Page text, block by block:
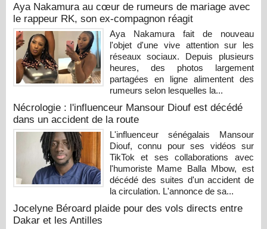
Aya Nakamura au cœur de rumeurs de mariage avec
le rappeur RK, son ex-compagnon réagit
Aya Nakamura fait de nouveau
l'objet d'une vive attention sur les
réseaux sociaux. Depuis plusieurs
heures, des photos largement
partagées en ligne alimentent des
rumeurs selon lesquelles la...
Nécrologie : l'influenceur Mansour Diouf est décédé
dans un accident de la route
L'influenceur sénégalais Mansour
Diouf, connu pour ses vidéos sur
TikTok et ses collaborations avec
l'humoriste Mame Balla Mbow, est
décédé des suites d'un accident de
la circulation. L'annonce de sa...
Jocelyne Béroard plaide pour des vols directs entre
Dakar et les Antilles